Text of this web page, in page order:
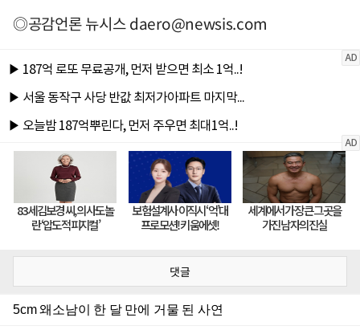
◎공감언론 뉴시스daero@newsis.com
댓글